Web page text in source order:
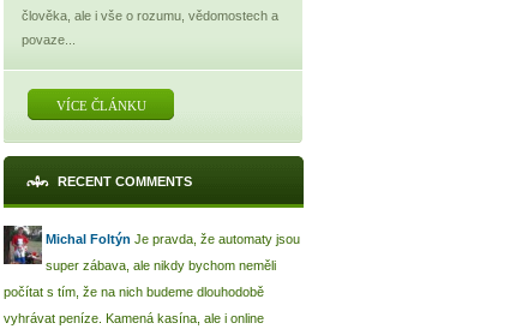
člověka, ale i vše o rozumu, vědomostech a
povaze...
VÍCE ČLÁNKU
RECENT COMMENTS
Michal Foltýn Je pravda, že automaty jsou
super zábava, ale nikdy bychom neměli
počítat s tím, že na nich budeme dlouhodobě
vyhrávat peníze. Kamená kasína, ale i online